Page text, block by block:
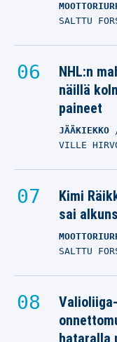
SALTTU
NHL:n
näillä
paineet
JÄÄKIEKKO
VILLE
Kimi
sai
SALTTU
hataralla